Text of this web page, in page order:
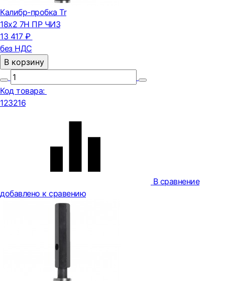
Калибр-пробка Tr
18х2 7Н ПР ЧИЗ
13 417 ₽
без НДС
В корзину
Код товара:
123216
В сравнение
добавлено к сравению